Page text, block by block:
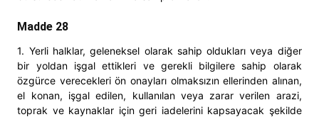
Madde 28
1. Yerli halklar, geleneksel olarak sahip oldukları veya diğer
bir yoldan işgal ettikleri ve gerekli bilgilere sahip olarak
özgürce verecekleri ön onayları olmaksızın ellerinden alınan,
el konan, işgal edilen, kullanılan veya zarar verilen arazi,
toprak ve kaynaklar için geri iadelerini kapsayacak şekilde